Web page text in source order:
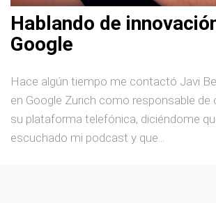
Hablando de
Google
Hace algún tiempo me contactó Javi
en Google Zurich como responsable de
su plataforma telefónica, diciéndome
escuchado mi podcast y que...